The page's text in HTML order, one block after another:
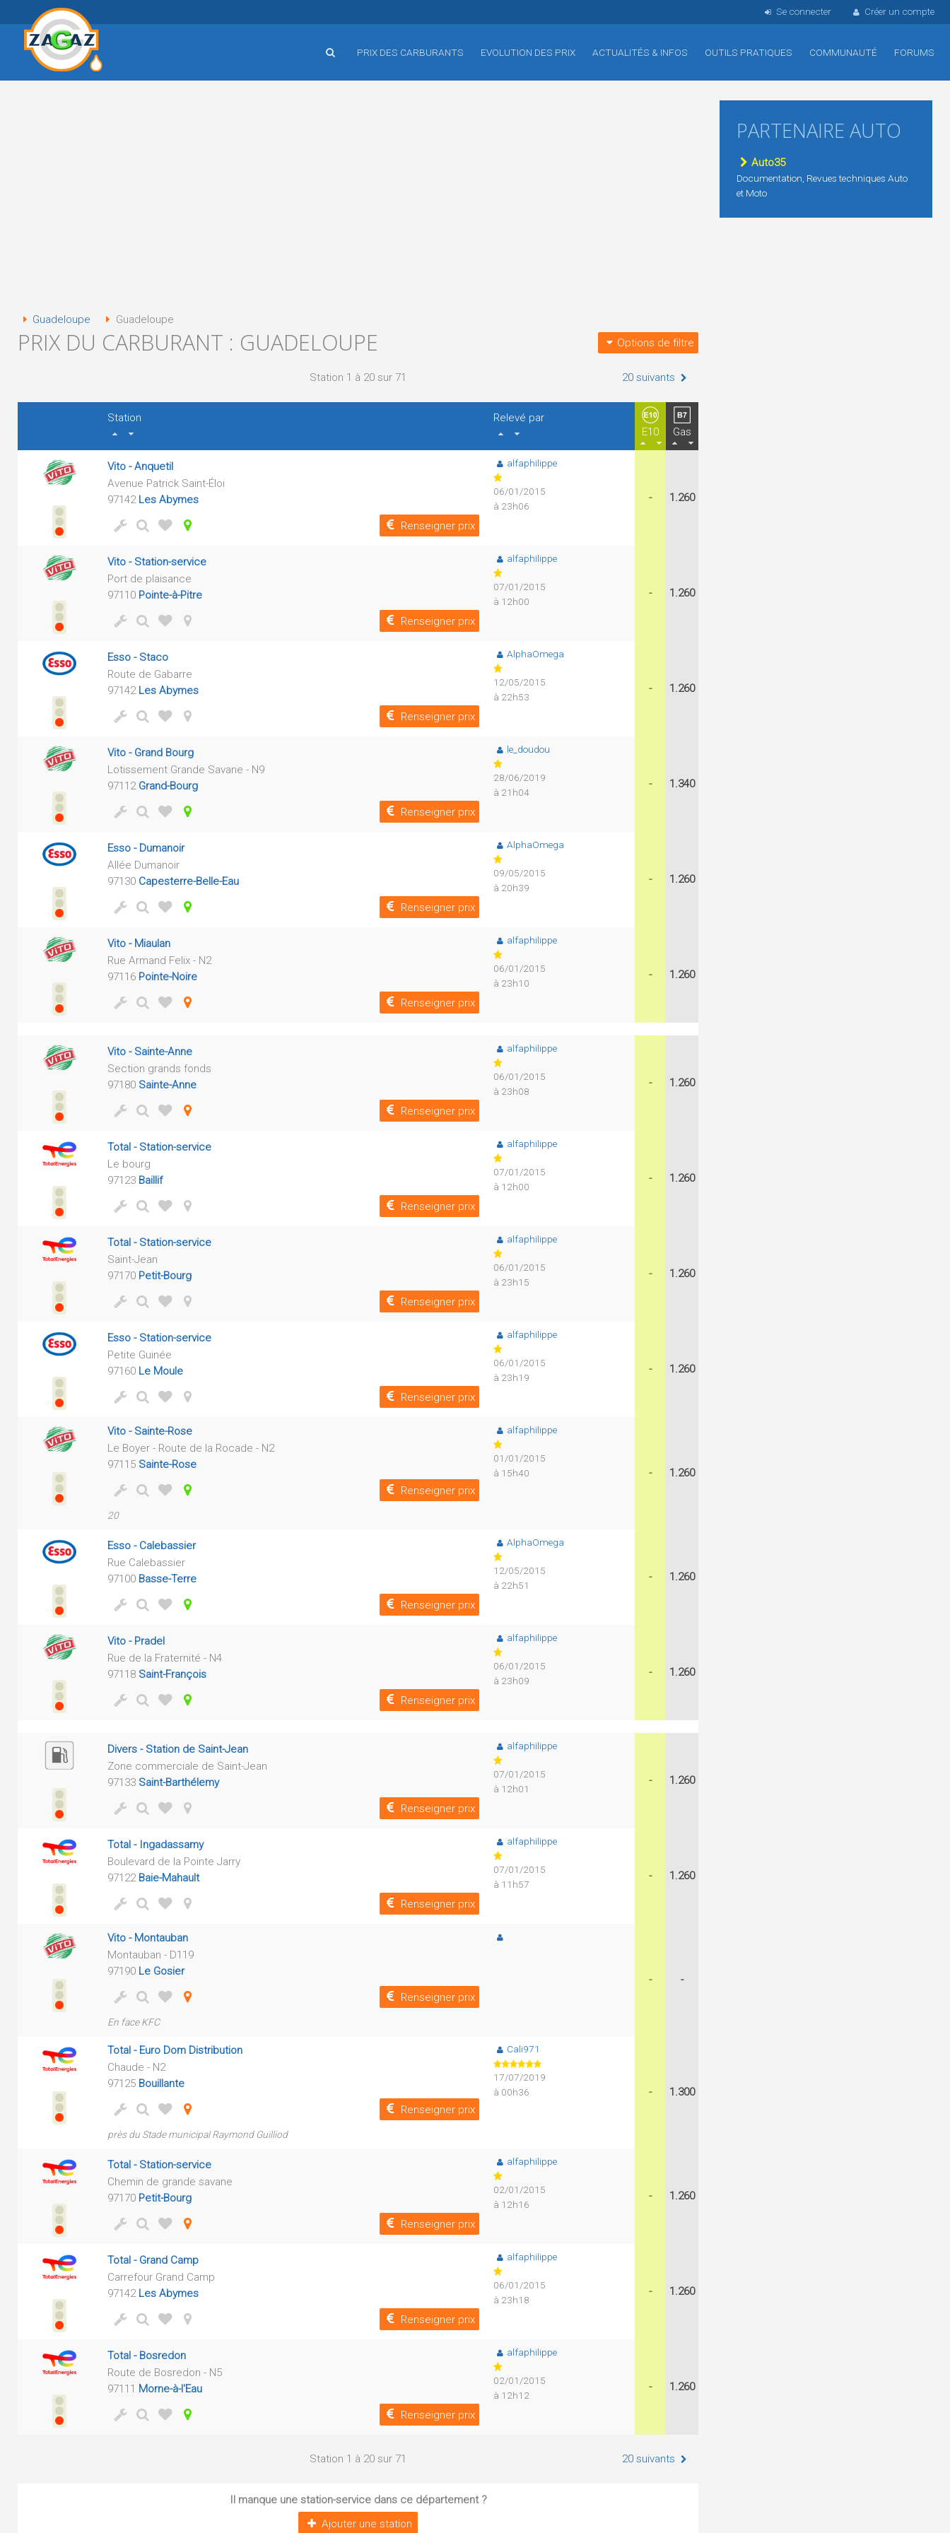
Se connecter Créer un compte
PRIX DES CARBURANTS EVOLUTION DES PRIX ACTUALITÉS & INFOS OUTILS PRATIQUES COMMUNAUTÉ FORUMS
Guadeloupe Guadeloupe
PRIX DU CARBURANT : GUADELOUPE Options de filtre
Station 1 à 20 sur 71 20 suivants
Station
Relevé par
E10
Gas
Vito - Anquetil
Avenue Patrick Saint-Éloi
97142 Les Abymes
Renseigner prix
alfaphilippe
06/01/2015
à 23h06
- 1.260
Vito - Station-service
Port de plaisance
97110 Pointe-à-Pitre
Renseigner prix
alfaphilippe
07/01/2015
à 12h00
- 1.260
Esso - Staco
Route de Gabarre
97142 Les Abymes
Renseigner prix
AlphaOmega
12/05/2015
à 22h53
- 1.260
Vito - Grand Bourg
Lotissement Grande Savane - N9
97112 Grand-Bourg
Renseigner prix
le_doudou
28/06/2019
à 21h04
- 1.340
Esso - Dumanoir
Allée Dumanoir
97130 Capesterre-Belle-Eau
Renseigner prix
AlphaOmega
09/05/2015
à 20h39
- 1.260
Vito - Miaulan
Rue Armand Felix - N2
97116 Pointe-Noire
Renseigner prix
alfaphilippe
06/01/2015
à 23h10
- 1.260
Vito - Sainte-Anne
Section grands fonds
97180 Sainte-Anne
Renseigner prix
alfaphilippe
06/01/2015
à 23h08
- 1.260
Total - Station-service
Le bourg
97123 Baillif
Renseigner prix
alfaphilippe
07/01/2015
à 12h00
- 1.260
Total - Station-service
Saint-Jean
97170 Petit-Bourg
Renseigner prix
alfaphilippe
06/01/2015
à 23h15
- 1.260
Esso - Station-service
Petite Guinée
97160 Le Moule
Renseigner prix
alfaphilippe
06/01/2015
à 23h19
- 1.260
Vito - Sainte-Rose
Le Boyer - Route de la Rocade - N2
97115 Sainte-Rose
Renseigner prix
20
alfaphilippe
01/01/2015
à 15h40
- 1.260
Esso - Calebassier
Rue Calebassier
97100 Basse-Terre
Renseigner prix
AlphaOmega
12/05/2015
à 22h51
- 1.260
Vito - Pradel
Rue de la Fraternité - N4
97118 Saint-François
Renseigner prix
alfaphilippe
06/01/2015
à 23h09
- 1.260
Divers - Station de Saint-Jean
Zone commerciale de Saint-Jean
97133 Saint-Barthélemy
Renseigner prix
alfaphilippe
07/01/2015
à 12h01
- 1.260
Total - Ingadassamy
Boulevard de la Pointe Jarry
97122 Baie-Mahault
Renseigner prix
alfaphilippe
07/01/2015
à 11h57
- 1.260
Vito - Montauban
Montauban - D119
97190 Le Gosier
Renseigner prix
En face KFC
- -
Total - Euro Dom Distribution
Chaude - N2
97125 Bouillante
Renseigner prix
près du Stade municipal Raymond Guilliod
Cali971
17/07/2019
à 00h36
- 1.300
Total - Station-service
Chemin de grande savane
97170 Petit-Bourg
Renseigner prix
alfaphilippe
02/01/2015
à 12h16
- 1.260
Total - Grand Camp
Carrefour Grand Camp
97142 Les Abymes
Renseigner prix
alfaphilippe
06/01/2015
à 23h18
- 1.260
Total - Bosredon
Route de Bosredon - N5
97111 Morne-à-l'Eau
Renseigner prix
alfaphilippe
02/01/2015
à 12h12
- 1.260
Station 1 à 20 sur 71 20 suivants
Il manque une station-service dans ce département ?
Ajouter une station
PARTENAIRE AUTO
Auto35
Documentation, Revues techniques Auto
et Moto